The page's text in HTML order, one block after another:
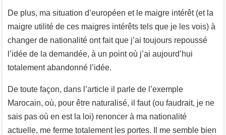
De plus, ma situation d’européen et le maigre intérêt (et la
maigre utilité de ces maigres intérêts tels que je les vois) à
changer de nationalité ont fait que j’ai toujours repoussé
l’idée de la demandée, à un point où j’ai aujourd’hui
totalement abandonné l’idée.
De toute façon, dans l’article il parle de l’exemple
Marocain, où, pour être naturalisé, il faut (ou faudrait, je ne
sais pas où en est la loi) renoncer à ma nationalité
actuelle, me ferme totalement les portes. Il me semble bien